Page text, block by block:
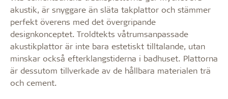
akustik, är snyggare än släta takplattor och stämmer
perfekt överens med det övergripande
designkonceptet. Troldtekts våtrumsanpassade
akustikplattor är inte bara estetiskt tilltalande, utan
minskar också efterklangstiderna i badhuset. Plattorna
är dessutom tillverkade av de hållbara materialen trä
och cement.